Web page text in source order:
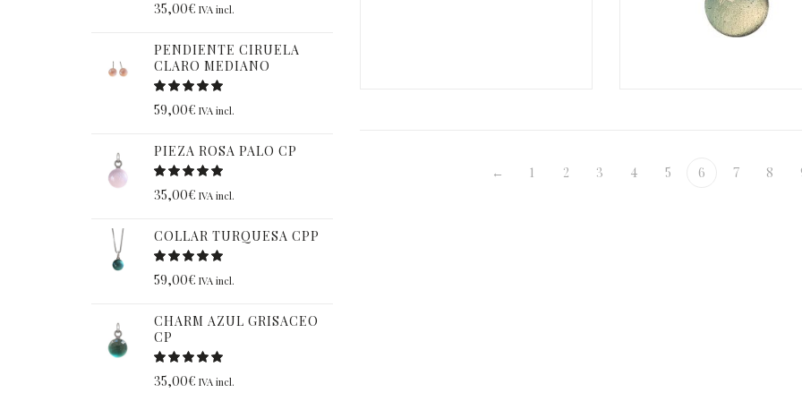
← 1 2 3 4 5 6 7 8
35,00€ IVA incl.
PENDIENTE CIRUELA
CLARO MEDIANO
59,00€ IVA incl.
PIEZA ROSA PALO CP
35,00€ IVA incl.
COLLAR TURQUESA CPP
59,00€ IVA incl.
CHARM AZUL GRISACEO
CP
35,00€ IVA incl.